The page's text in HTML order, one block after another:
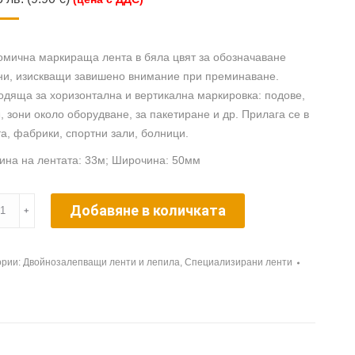
маркираща лента в бяла цвят за обозначаване
изискващи завишено внимание при преминаване.
за хоризонтална и вертикална маркировка: подове,
зони около оборудване, за пакетиране и др. Прилага се в
фабрики, спортни зали, болници.
на лентата: 33м; Широчина: 50мм
﹢ Добавяне в количката
Двойнозалепващи ленти и лепила, Специализирани ленти